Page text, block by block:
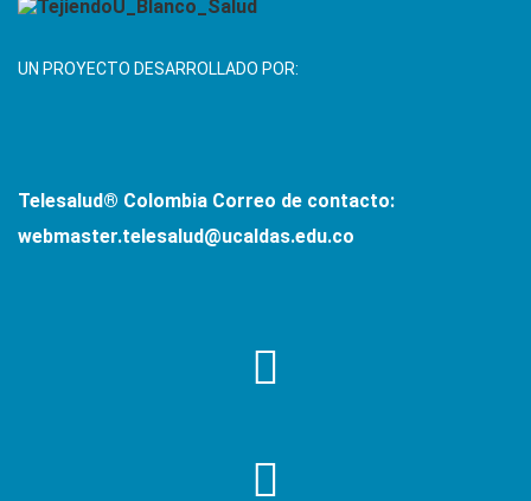
UN PROYECTO DESARROLLADO POR:
Telesalud® Colombia Correo de contacto:
webmaster.telesalud@ucaldas.edu.co